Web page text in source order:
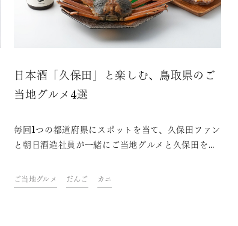
日本酒「久保田」と楽しむ、鳥取県のご
当地グルメ4選
毎回1つの都道府県にスポットを当て、久保田ファン
と朝日酒造社員が一緒にご当地グルメと久保田を味
楽しむオンラインイベント「久保田ご当地グルメ
部」。今回は、鳥取県をテーマに開催しました。フ
ご当地グルメ だんご カニ